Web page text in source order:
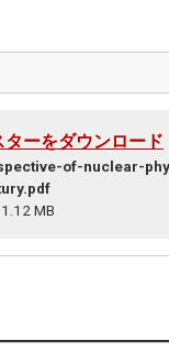
ターをダウンロード
of-nuclear-
MB